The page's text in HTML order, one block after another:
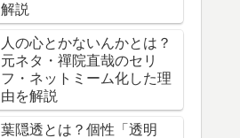
解説
人の心とかないんかとは？
元ネタ・禪院直哉のセリ
フ・ネットミーム化した理
由を解説
葉隠透とは？個性「透明